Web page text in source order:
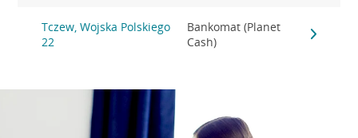
Tczew, Wojska Polskiego
22
Bankomat (Planet
Cash)